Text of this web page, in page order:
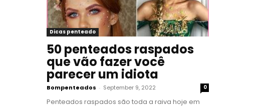
Dicas penteado
50 penteados raspados
que vão fazer você
parecer um idiota
Bompenteados - September 9, 2022 0
Penteados raspados são toda a raiva hoje em